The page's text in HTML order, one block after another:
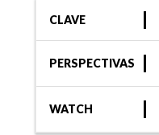
CLAVE
PERSPECTIVAS
WATCH